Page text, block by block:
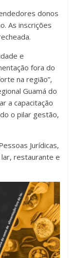
donos
As inscrições
e
fora do
na região”,
Guamá do
a capacitação
o pilar gestão,
Jurídicas,
restaurante e